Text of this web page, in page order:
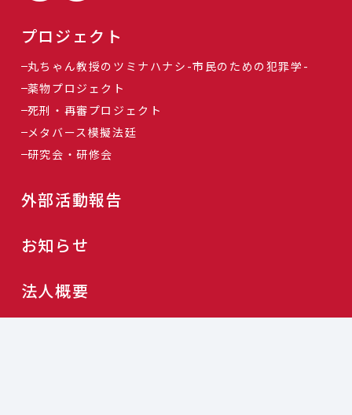
プロジェクト
丸ちゃん教授のツミナハナシ-市民のための犯罪学-
薬物プロジェクト
死刑・再審プロジェクト
メタバース模擬法廷
研究会・研修会
外部活動報告
お知らせ
法人概要